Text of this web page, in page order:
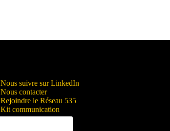
Nous suivre sur LinkedIn
Nous contacter
Rejoindre le Réseau 535
Kit communication